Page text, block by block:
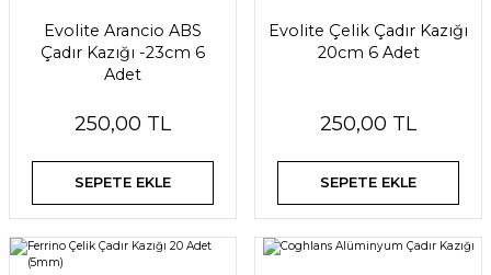
Evolite Arancio ABS
Çadır Kazığı -23cm 6
Adet
250,00 TL
SEPETE EKLE
Evolite Çelik Çadır Kazığı
20cm 6 Adet
250,00 TL
SEPETE EKLE